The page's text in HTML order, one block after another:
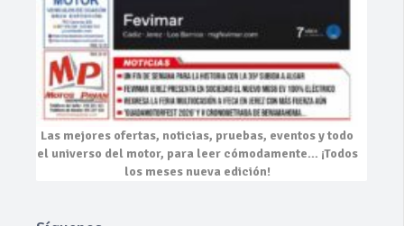
Las mejores ofertas, noticias, pruebas, eventosy todo
el universo del motor, para leer cómodamente… ¡Todos
los meses nueva edición!